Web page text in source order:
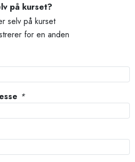
på kurset?
selv på kurset
for en anden
*